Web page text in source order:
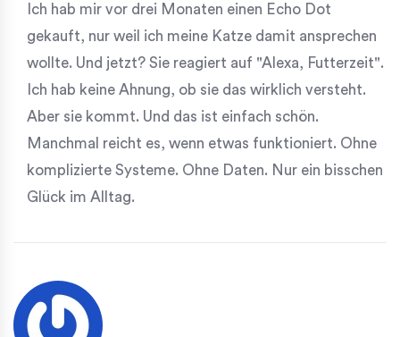
Ich hab mir vor drei Monaten einen Echo Dot
gekauft, nur weil ich meine Katze damit ansprechen
wollte. Und jetzt? Sie reagiert auf "Alexa, Futterzeit".
Ich hab keine Ahnung, ob sie das wirklich versteht.
Aber sie kommt. Und das ist einfach schön.
Manchmal reicht es, wenn etwas funktioniert. Ohne
komplizierte Systeme. Ohne Daten. Nur ein bisschen
Glück im Alltag.